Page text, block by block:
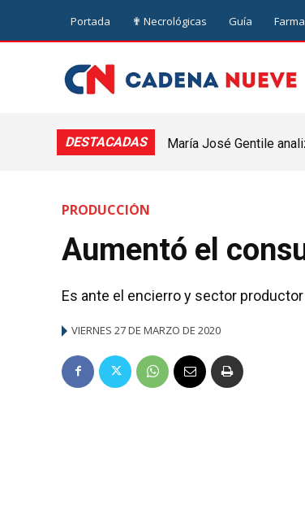
Portada ✟ Necrológicas Guía
DESTACADAS
María José Gentile
PRODUCCIÓN
Aumentó el
Es ante el encierro y sector
VIERNES 27 DE MARZO DE 2020